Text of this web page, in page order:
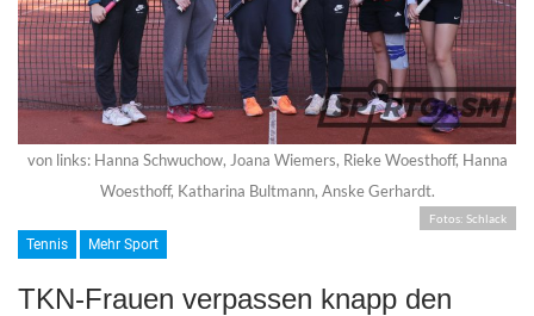
von links: Hanna Schwuchow, Joana Wiemers, Rieke Woesthoff, Hanna
Woesthoff, Katharina Bultmann, Anske Gerhardt.
Fotos: Schlack
Tennis Mehr Sport
TKN-Frauen verpassen knapp den